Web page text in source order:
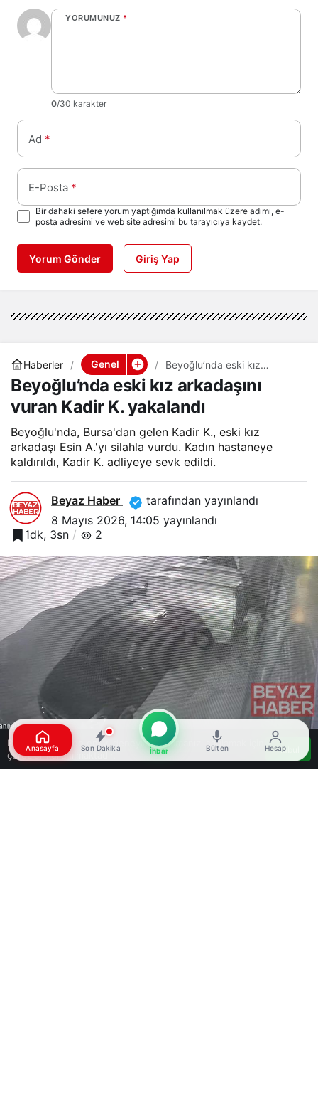
YORUMUNUZ *
0/30 karakter
Ad *
E-Posta *
Bir dahaki sefere yorum yaptığımda kullanılmak üzere adımı, e-
posta adresimi ve web site adresimi bu tarayıcıya kaydet.
Yorum Gönder Giriş Yap
Haberler Genel
Beyoğlu’nda eski kız
arkadaşını vuran Kadir K.
yakalandı
Beyoğlu’nda eski kız arkadaşını
vuran Kadir K. yakalandı
Beyoğlu'nda, Bursa'dan gelen Kadir K., eski kız
arkadaşı Esin A.'yı silahla vurdu. Kadın hastaneye
kaldırıldı, Kadir K. adliyeye sevk edildi.
Beyaz Haber
tarafından yayınlandı
8 Mayıs 2026, 14:05 yayınlandı
1dk, 3sn
2
Google'da Abone Ol
Bu web sitesinde en iyi deneyimi yaşamanızı sağlamak için
çerezler kullanılmaktadır.
Kabul
Anasayfa Son Dakika İhbar Bülten Hesap